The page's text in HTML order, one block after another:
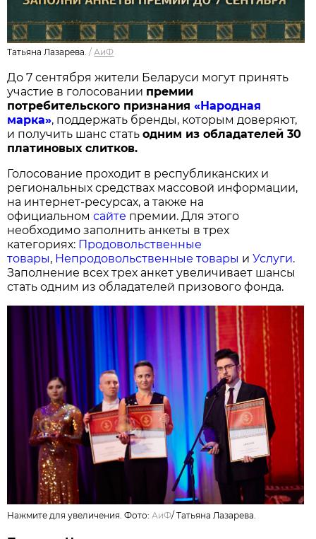
Татьяна Лазарева. /АиФ
До 7 сентября жители Беларуси могут принять
участие в голосовании премии
потребительского признания«Народная
марка», поддержать бренды, которым доверяют,
и получить шанс статьодним из обладателей 30
платиновых слитков.
Голосование проходит в республиканских и
региональных средствах массовой информации,
на интернет-ресурсах, а также на
официальномсайте премии. Для этого
необходимо заполнить анкеты в трех
категориях: Продовольственные
товары, Непродовольственные товары иУслуги.
Заполнение всех трех анкет увеличивает шансы
стать одним из обладателей призового фонда.
Нажмите для увеличения. Фото:АиФ/Татьяна Лазарева.